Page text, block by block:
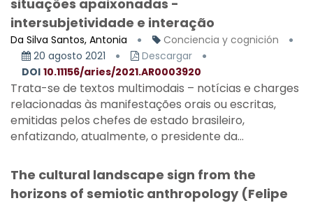
situações apaixonadas -
intersubjetividade e interação
Da Silva Santos, Antonia
Conciencia y cognición
20 agosto 2021
Descargar
DOI 10.11156/aries/2021.AR0003920
Trata-se de textos multimodais – notícias e charges
relacionadas às manifestações orais ou escritas,
emitidas pelos chefes de estado brasileiro,
enfatizando, atualmente, o presidente da...
The cultural landscape sign from the
horizons of semiotic anthropology (Felipe